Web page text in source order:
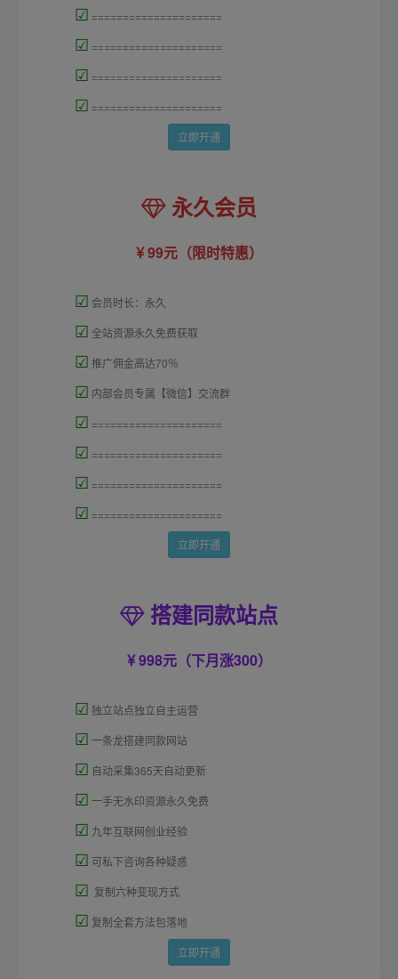
☑ =====================
☑ =====================
☑ =====================
☑ =====================
立即开通
永久会员
99元（限时特惠）
☑ 会员时长：永久
☑ 全站资源永久免费获取
☑ 推广佣金高达70％
☑ 内部会员专属【微信】交流群
☑ =====================
☑ =====================
☑ =====================
☑ =====================
立即开通
搭建同款站点
998元（下月涨300）
☑ 独立站点独立自主运营
☑ 一条龙搭建同款网站
☑ 自动采集365天自动更新
☑ 一手无水印资源永久免费
☑ 九年互联网创业经验
☑ 可私下咨询各种疑惑
☑ 复制六种变现方式
☑ 复制全套方法包落地
立即开通